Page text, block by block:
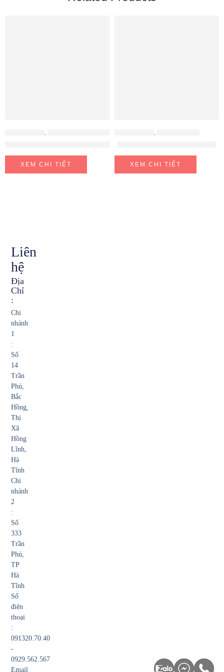
XEM CHI TIẾT XEM CHI TIẾT
Liên
hệ
Địa
Chỉ
:
Chi
nhánh
1
:
Số
14
Trần
Phú,
Bắc
Hồng,
Thị
Xã
Hồng
Lĩnh,
Hà
Tĩnh
Chi
nhánh
2
:
Số
333
Trần
Phú,
TP
Hà
Tĩnh
Số
điện
thoại
:
091320.70.40
-
0929.562.567
Email